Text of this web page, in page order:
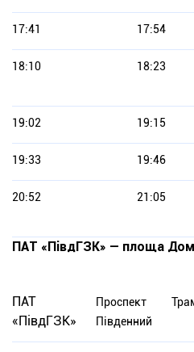
17:41 17:54
18:10 18:23
19:02 19:15
19:33 19:46
20:52 21:05
ПАТ «ПівдГЗК» — площа
ПАТ
«ПівдГЗК»
Проспект
Південний